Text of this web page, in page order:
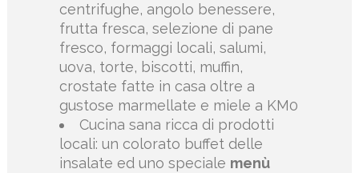
centrifughe, angolo benessere,
frutta fresca, selezione di pane
fresco, formaggi locali, salumi,
uova, torte, biscotti, muffin,
crostate fatte in casa oltre a
gustose marmellate e miele a KM0
Cucina sana ricca di prodotti
locali: un colorato buffet delle
insalate ed uno speciale menù